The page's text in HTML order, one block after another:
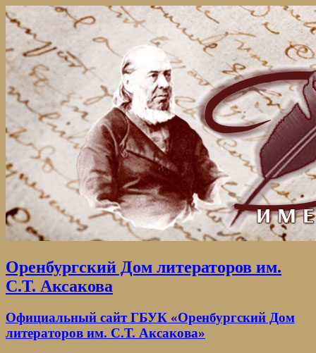
Оренбургский Дом литераторов им.
С.Т. Аксакова
Официальный сайт ГБУК «Оренбургский Дом
литераторов им. С.Т. Аксакова»